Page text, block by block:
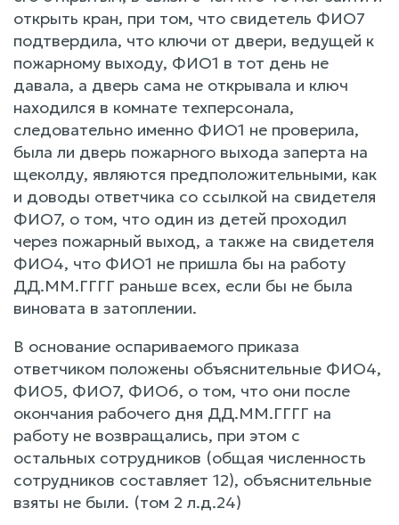
открыть кран, при том, что свидетель ФИО7
подтвердила, что ключи от двери, ведущей к
пожарному выходу, ФИО1 в тот день не
давала, а дверь сама не открывала и ключ
находился в комнате техперсонала,
следовательно именно ФИО1 не проверила,
была ли дверь пожарного выхода заперта на
щеколду, являются предположительными, как
и доводы ответчика со ссылкой на свидетеля
ФИО7, о том, что один из детей проходил
через пожарный выход, а также на свидетеля
ФИО4, что ФИО1 не пришла бы на работу
ДД.ММ.ГГГГ раньше всех, если бы не была
виновата в затоплении.
В основание оспариваемого приказа
ответчиком положены объяснительные ФИО4,
ФИО5, ФИО7, ФИО6, о том, что они после
окончания рабочего дня ДД.ММ.ГГГГ на
работу не возвращались, при этом с
остальных сотрудников (общая численность
сотрудников составляет 12), объяснительные
взяты не были. (том 2 л.д.24)